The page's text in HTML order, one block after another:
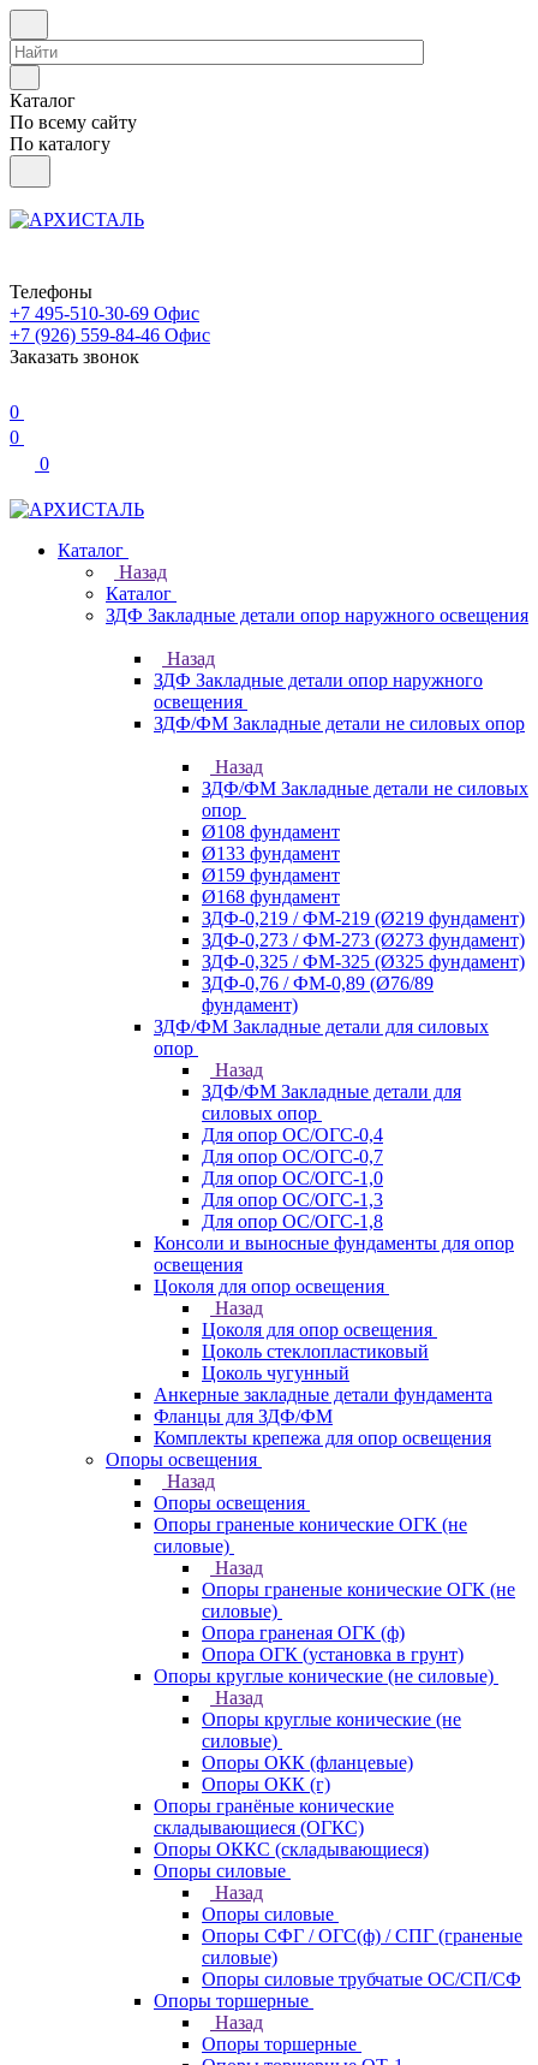
Каталог
По всему сайту
По каталогу
Телефоны
+7 495-510-30-69 Офис
+7 (926) 559-84-46 Офис
Заказать звонок
0
0
0
Каталог
Назад
Каталог
ЗДФ Закладные детали опор наружного освещения
Назад
ЗДФ Закладные детали опор наружного
освещения
ЗДФ/ФМ Закладные детали не силовых опор
Назад
ЗДФ/ФМ Закладные детали не силовых
опор
Ø108 фундамент
Ø133 фундамент
Ø159 фундамент
Ø168 фундамент
ЗДФ-0,219 / ФМ-219 (Ø219 фундамент)
ЗДФ-0,273 / ФМ-273 (Ø273 фундамент)
ЗДФ-0,325 / ФМ-325 (Ø325 фундамент)
ЗДФ-0,76 / ФМ-0,89 (Ø76/89
фундамент)
ЗДФ/ФМ Закладные детали для силовых
опор
Назад
ЗДФ/ФМ Закладные детали для
силовых опор
Для опор ОС/ОГС-0,4
Для опор ОС/ОГС-0,7
Для опор ОС/ОГС-1,0
Для опор ОС/ОГС-1,3
Для опор ОС/ОГС-1,8
Консоли и выносные фундаменты для опор
освещения
Цоколя для опор освещения
Назад
Цоколя для опор освещения
Цоколь стеклопластиковый
Цоколь чугунный
Анкерные закладные детали фундамента
Фланцы для ЗДФ/ФМ
Комплекты крепежа для опор освещения
Опоры освещения
Назад
Опоры освещения
Опоры граненые конические ОГК (не
силовые)
Назад
Опоры граненые конические ОГК (не
силовые)
Опора граненая ОГК (ф)
Опора ОГК (установка в грунт)
Опоры круглые конические (не силовые)
Назад
Опоры круглые конические (не
силовые)
Опоры ОКК (фланцевые)
Опоры ОКК (г)
Опоры гранёные конические
складывающиеся (ОГКС)
Опоры ОККС (складывающиеся)
Опоры силовые
Назад
Опоры силовые
Опоры СФГ / ОГС(ф) / СПГ (граненые
силовые)
Опоры силовые трубчатые ОС/СП/СФ
Опоры торшерные
Назад
Опоры торшерные